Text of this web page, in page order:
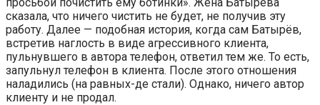
сказала, что ничего чистить не будет, не получив эту
работу. Далее — подобная история, когда сам Батырёв,
встретив наглость в виде агрессивного клиента,
пульнувшего в автора телефон, ответил тем же. То есть,
запульнул телефон в клиента. После этого отношения
наладились (на равных-де стали). Однако, ничего автор
клиенту и не продал.